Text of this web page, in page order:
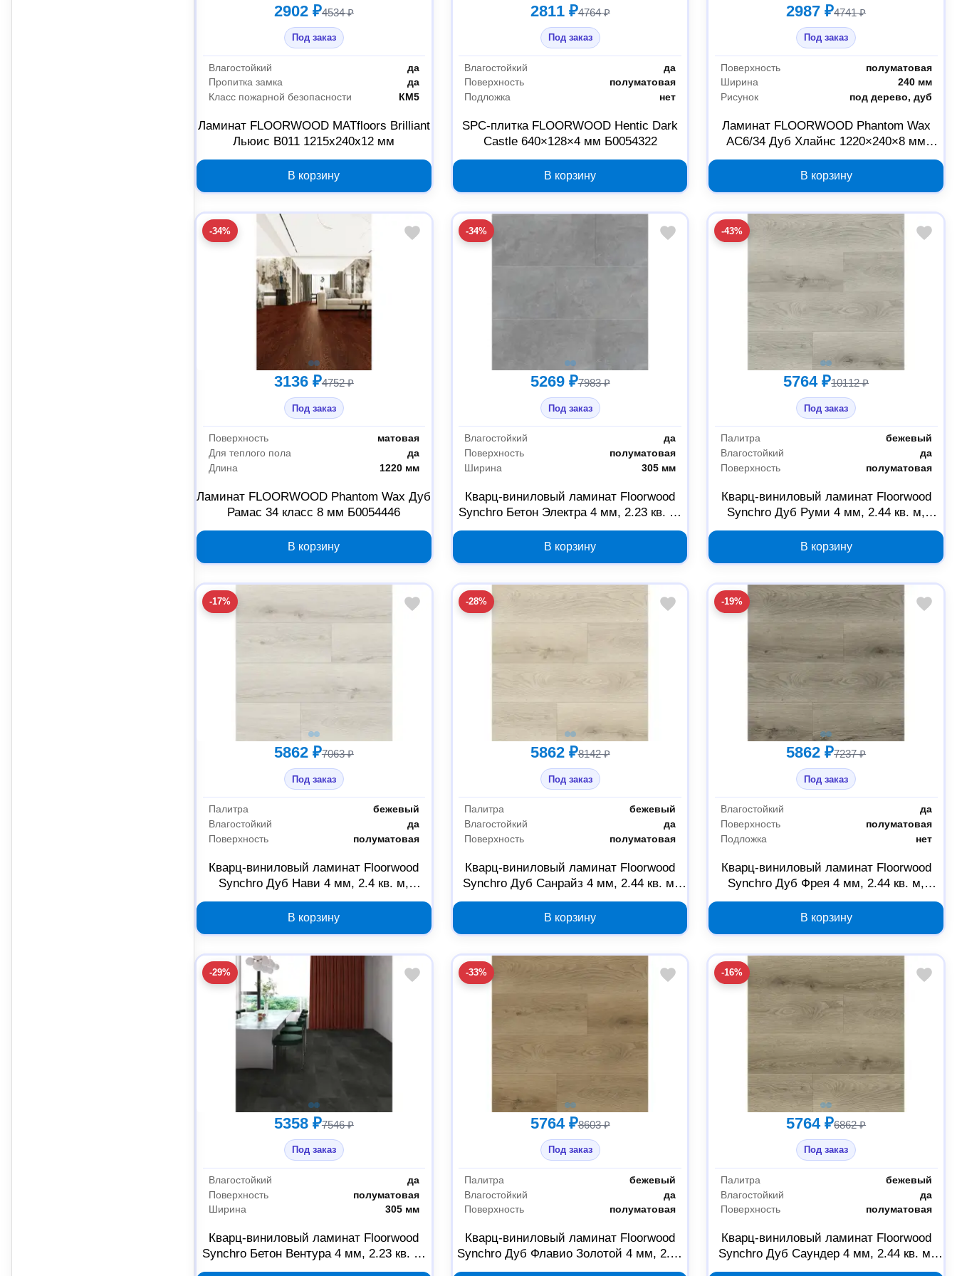
2902 ₽4534 ₽
Под заказ
Влагостойкий
да
Пропитка замка
да
Класс пожарной безопасности
КМ5
Ламинат FLOORWOOD MATfloors Brilliant
Льюис B011 1215х240х12 мм
В корзину
2811 ₽4764 ₽
Под заказ
Влагостойкий
да
Поверхность
полуматовая
Подложка
нет
SPC-плитка FLOORWOOD Hentic Dark
Castle 640×128×4 мм Б0054322
В корзину
2987 ₽4741 ₽
Под заказ
Поверхность
полуматовая
Ширина
240 мм
Рисунок
под дерево, дуб
Ламинат FLOORWOOD Phantom Wax
AC6/34 Дуб Хлайнс 1220×240×8 мм
Б0054447
В корзину
-34%
3136 ₽4752 ₽
Под заказ
Поверхность
матовая
Для теплого пола
да
Длина
1220 мм
Ламинат FLOORWOOD Phantom Wax Дуб
Рамас 34 класс 8 мм Б0054446
В корзину
-34%
5269 ₽7983 ₽
Под заказ
Влагостойкий
да
Поверхность
полуматовая
Ширина
305 мм
Кварц-виниловый ламинат Floorwood
Synchro Бетон Электра 4 мм, 2.23 кв. м,
Б0059338
В корзину
-43%
5764 ₽10112 ₽
Под заказ
Палитра
бежевый
Влагостойкий
да
Поверхность
полуматовая
Кварц-виниловый ламинат Floorwood
Synchro Дуб Руми 4 мм, 2.44 кв. м,
Б0059344
В корзину
-17%
5862 ₽7063 ₽
Под заказ
Палитра
бежевый
Влагостойкий
да
Поверхность
полуматовая
Кварц-виниловый ламинат Floorwood
Synchro Дуб Нави 4 мм, 2.4 кв. м,
Б0059343
В корзину
-28%
5862 ₽8142 ₽
Под заказ
Палитра
бежевый
Влагостойкий
да
Поверхность
полуматовая
Кварц-виниловый ламинат Floorwood
Synchro Дуб Санрайз 4 мм, 2.44 кв. м,
Б0059342
В корзину
-19%
5862 ₽7237 ₽
Под заказ
Влагостойкий
да
Поверхность
полуматовая
Подложка
нет
Кварц-виниловый ламинат Floorwood
Synchro Дуб Фрея 4 мм, 2.44 кв. м,
Б0059340
В корзину
-29%
5358 ₽7546 ₽
Под заказ
Влагостойкий
да
Поверхность
полуматовая
Ширина
305 мм
Кварц-виниловый ламинат Floorwood
Synchro Бетон Вентура 4 мм, 2.23 кв. м,
Б0059339
-33%
5764 ₽8603 ₽
Под заказ
Палитра
бежевый
Влагостойкий
да
Поверхность
полуматовая
Кварц-виниловый ламинат Floorwood
Synchro Дуб Флавио Золотой 4 мм, 2.44
кв. м, Б0059347
-16%
5764 ₽6862 ₽
Под заказ
Палитра
бежевый
Влагостойкий
да
Поверхность
полуматовая
Кварц-виниловый ламинат Floorwood
Synchro Дуб Саундер 4 мм, 2.44 кв. м,
Б0059346